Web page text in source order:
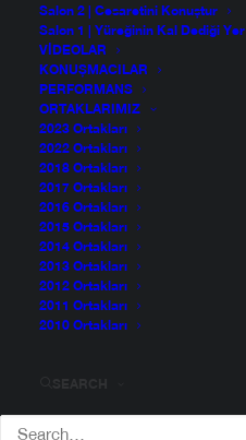
Salon 2 | Cesaretini Konuştur
Salon 1 | Yüreğinin Kal Dediği Yer
VIDEOLAR
KONUŞMACILAR
PERFORMANS
ORTAKLARIMIZ
2023 Ortakları
2022 Ortakları
2018 Ortakları
2017 Ortakları
2016 Ortakları
2015 Ortakları
2014 Ortakları
2013 Ortakları
2012 Ortakları
2011 Ortakları
2010 Ortakları